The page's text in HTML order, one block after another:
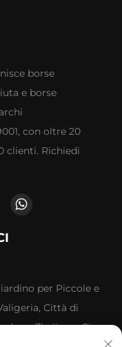
borse
e borse
con oltre 20
clienti. Richiedi
per Piccole e
Città di
Zhejiang, Cina